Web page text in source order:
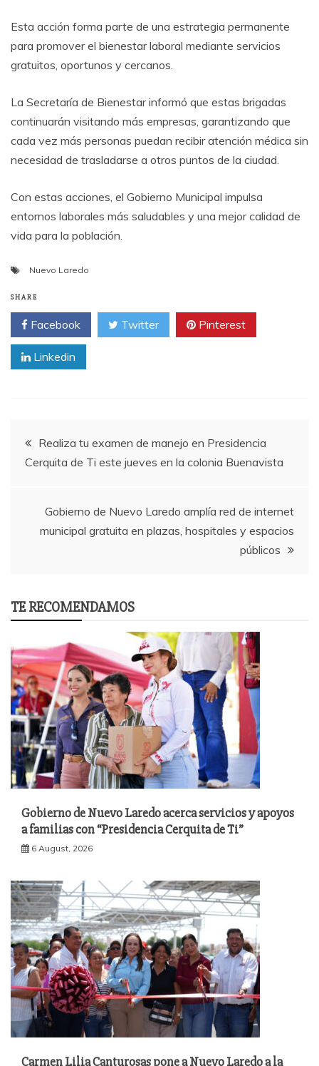
Esta acción forma parte de una estrategia permanente
para promover el bienestar laboral mediante servicios
gratuitos, oportunos y cercanos.
La Secretaría de Bienestar informó que estas brigadas
continuarán visitando más empresas, garantizando que
cada vez más personas puedan recibir atención médica sin
necesidad de trasladarse a otros puntos de la ciudad.
Con estas acciones, el Gobierno Municipal impulsa
entornos laborales más saludables y una mejor calidad de
vida para la población.
Nuevo Laredo
SHARE
Facebook Twitter Pinterest
Linkedin
Post
navigation
Realiza tu examen de manejo en Presidencia
Cerquita de Ti este jueves en la colonia Buenavista
Gobierno de Nuevo Laredo amplía red de internet
municipal gratuita en plazas, hospitales y espacios
públicos
TE RECOMENDAMOS
Gobierno de Nuevo Laredo acerca servicios y apoyos
a familias con “Presidencia Cerquita de Ti”
6 August, 2026
Carmen Lilia Canturosas pone a Nuevo Laredo a la